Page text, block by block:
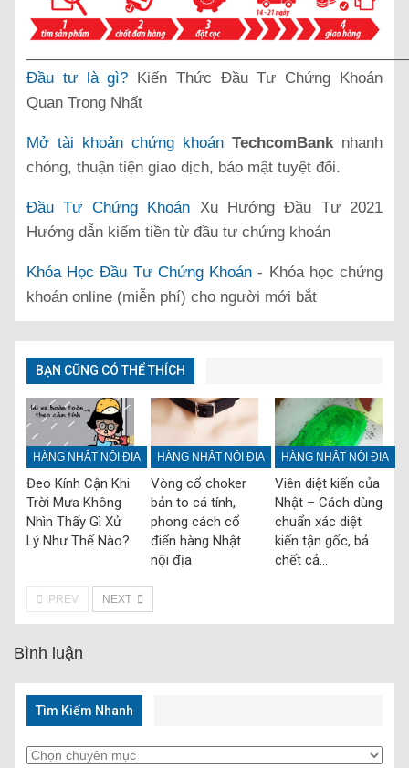
Đầu tư là gì? Kiến Thức Đầu Tư Chứng Khoán
Quan Trọng Nhất
Mở tài khoản chứng khoán TechcomBank nhanh
chóng, thuận tiện giao dịch, bảo mật tuyệt đối.
Đầu Tư Chứng Khoán Xu Hướng Đầu Tư 2021
Hướng dẫn kiếm tiền từ đầu tư chứng khoán
Khóa Học Đầu Tư Chứng Khoán - Khóa học chứng
khoán online (miễn phí) cho người mới bắt
BẠN CŨNG CÓ THỂ THÍCH
HÀNG NHẬT NỘI ĐỊA
Đeo Kính Cận Khi
Trời Mưa Không
Nhìn Thấy Gì Xử
Lý Như Thế Nào?
HÀNG NHẬT NỘI ĐỊA
Vòng cổ choker
bản to cá tính,
phong cách cổ
điển hàng Nhật
nội địa
HÀNG NHẬT NỘI ĐỊA
Viên diệt kiến của
Nhật – Cách dùng
chuẩn xác diệt
kiến tận gốc, bả
chết cả…
PREV NEXT
Bình luận
Tìm Kiếm Nhanh
Tìm